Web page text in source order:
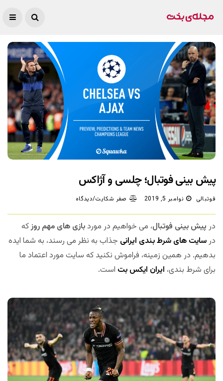
پیش بینی فوتبال؛ چلسی و آژاکس
فوتبالی نوامبر 5, 2019 صفر شکایت/دیدگاه
در پیش بینی فوتبال، می خواهیم در موردبازی های مهم روزکه
در سایت های شرط بندی ایرانی جذاب به نظر می رسند، به شما ایده
بدهیم. در همین زمینه، فراموش نکنید که سایت مورد اعتماد ما
برای شرط بندی، ایران ایکس بت است.